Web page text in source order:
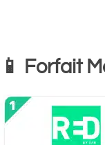
📱 Forfait